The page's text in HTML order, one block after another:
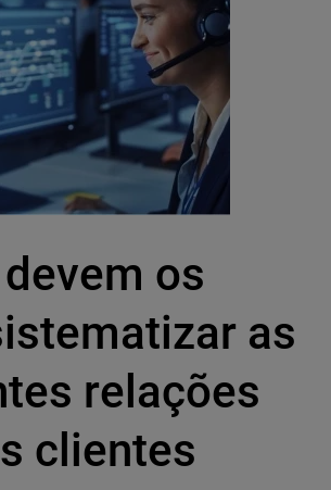
os
as
relações
clientes